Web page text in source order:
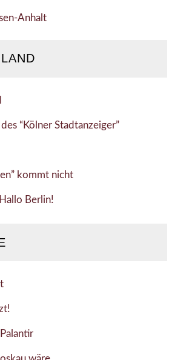
Anhalt
“Kölner Stadtanzeiger”
kommt nicht
Berlin!